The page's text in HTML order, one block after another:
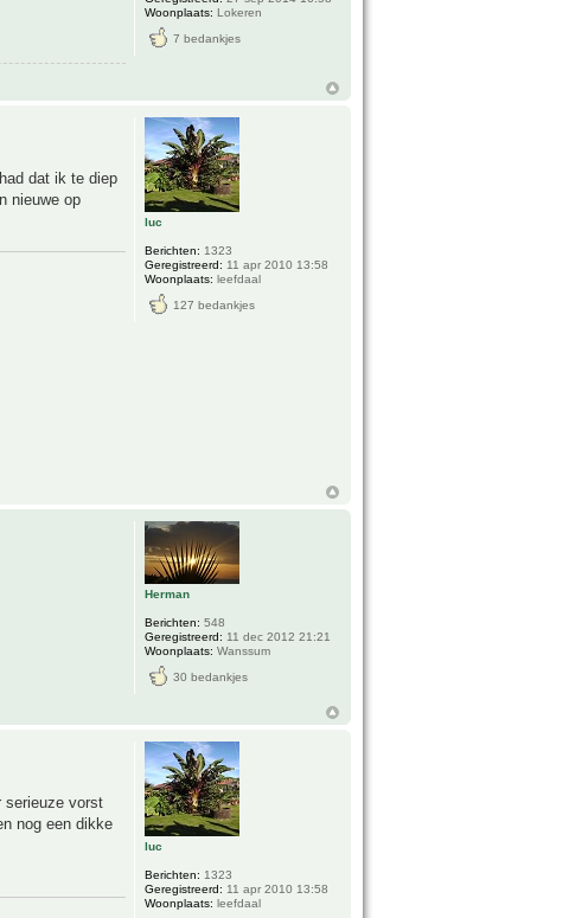
Woonplaats: Lokeren
7 bedankjes
dat ik te diep
nieuwe op
luc
Berichten: 1323
Geregistreerd: 11 apr 2010 13:58
Woonplaats: leefdaal
127 bedankjes
Herman
Berichten: 548
Geregistreerd: 11 dec 2012 21:21
Woonplaats: Wanssum
30 bedankjes
serieuze vorst
nog een dikke
luc
Berichten: 1323
Geregistreerd: 11 apr 2010 13:58
Woonplaats: leefdaal